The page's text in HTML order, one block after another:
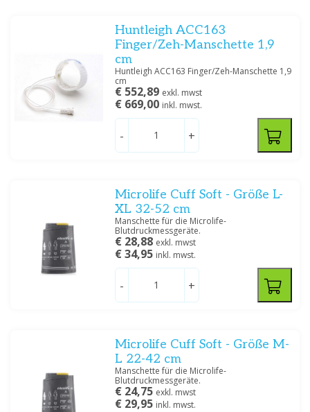
Huntleigh ACC163
Finger/Zeh-Manschette 1,9
cm
Huntleigh ACC163 Finger/Zeh-Manschette 1,9
cm
€ 552,89 exkl. mwst
€ 669,00 inkl. mwst.
- +
Microlife Cuff Soft - Größe L-
XL 32-52 cm
Manschette für die Microlife-
Blutdruckmessgeräte.
€ 28,88 exkl. mwst
€ 34,95 inkl. mwst.
- +
Microlife Cuff Soft - Größe M-
L 22-42 cm
Manschette für die Microlife-
Blutdruckmessgeräte.
€ 24,75 exkl. mwst
€ 29,95 inkl. mwst.